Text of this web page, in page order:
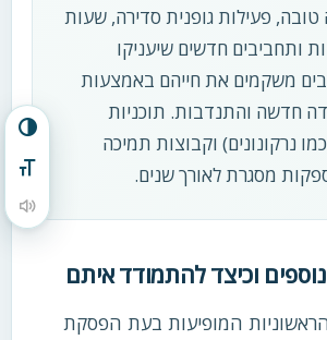
הפעל/כבה ניגודיות גבוהה
מתג גודל גופן
הקראת תוכן העמוד
טובה, פעילות גופנית סדירה, שעות
ותחביבים חדשים שיעניקו
משקמים את חייהם באמצעות
חדשה והתנדבות. תוכניות
(כמו נרקונונים) וקבוצות תמיכה
מסגרת לאורך שנים.
וכיצד להתמודד איתם
המופיעות בעת הפסקת